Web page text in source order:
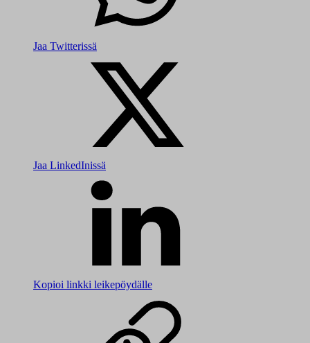
Jaa Twitterissä
Jaa LinkedInissä
Kopioi linkki leikepöydälle